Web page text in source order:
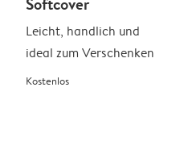
Softcover
Leicht, handlich und
ideal zum Verschenken
Kostenlos